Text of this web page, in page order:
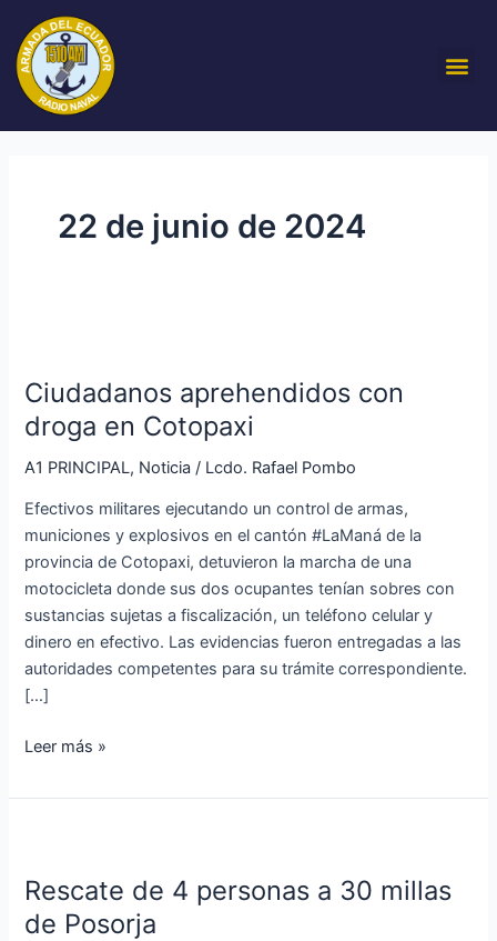
contenido
22 de junio de 2024
Ciudadanos aprehendidos con
droga en Cotopaxi
A1 PRINCIPAL, Noticia / Lcdo. Rafael Pombo
Efectivos militares ejecutando un control de armas,
municiones y explosivos en el cantón #LaManá de la
provincia de Cotopaxi, detuvieron la marcha de una
motocicleta donde sus dos ocupantes tenían sobres con
sustancias sujetas a fiscalización, un teléfono celular y
dinero en efectivo. Las evidencias fueron entregadas a las
autoridades competentes para su trámite correspondiente.
[…]
con
droga
Cotopaxi
Leer más »
Rescate de 4 personas a 30 millas
de Posorja
4
personas